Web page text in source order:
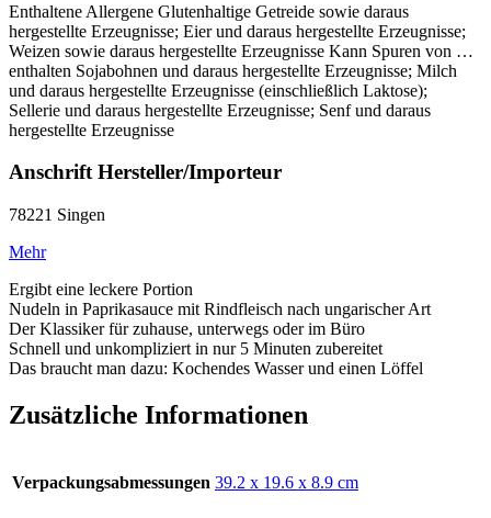
Enthaltene Allergene Glutenhaltige Getreide sowie daraus
hergestellte Erzeugnisse; Eier und daraus hergestellte Erzeugnisse;
Weizen sowie daraus hergestellte Erzeugnisse Kann Spuren von …
enthalten Sojabohnen und daraus hergestellte Erzeugnisse; Milch
und daraus hergestellte Erzeugnisse (einschließlich Laktose);
Sellerie und daraus hergestellte Erzeugnisse; Senf und daraus
hergestellte Erzeugnisse
Anschrift Hersteller/Importeur
78221 Singen
Mehr
Ergibt eine leckere Portion
Nudeln in Paprikasauce mit Rindfleisch nach ungarischer Art
Der Klassiker für zuhause, unterwegs oder im Büro
Schnell und unkompliziert in nur 5 Minuten zubereitet
Das braucht man dazu: Kochendes Wasser und einen Löffel
Zusätzliche Informationen
Verpackungsabmessungen ‎39.2 x 19.6 x 8.9 cm